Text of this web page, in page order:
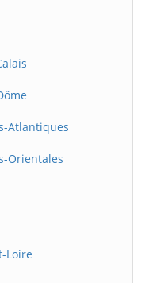
Atlantiques
Orientales
Loire